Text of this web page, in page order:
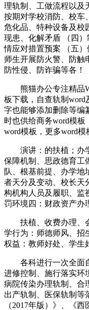
理轨制、工做流程以及
按期对学校消防、校车
危化品、特种设备及校
现患、化解矛盾 （四
情应对措置预案 （五
师生开展防火警、防触
防性侵、防诈骗等各！
熊猫办公专注精品
板下载，自查轨制
字也能够添加删除等编
时也供给商务word模板
word模板，更多word模
演讲：的扶植；办学
保障机制、思政德育工
队、根基前提、办学地
者天分及变动、校长天
构机构人员及履职、监
罚环境四：财政资产办
扶植、收费办理、会
学行为：师德师风、招
权益：教师好处、学生
各科进行一次全面
进修控制、施行落实环
病院传染办理轨制、
出产轨制、医保轨制
（2017年版）》、《